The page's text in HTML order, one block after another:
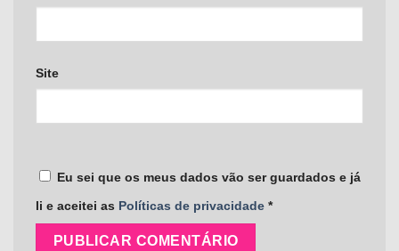
Site
Eu sei que os meus dados vão ser guardados e já
li e aceitei as Políticas de privacidade *